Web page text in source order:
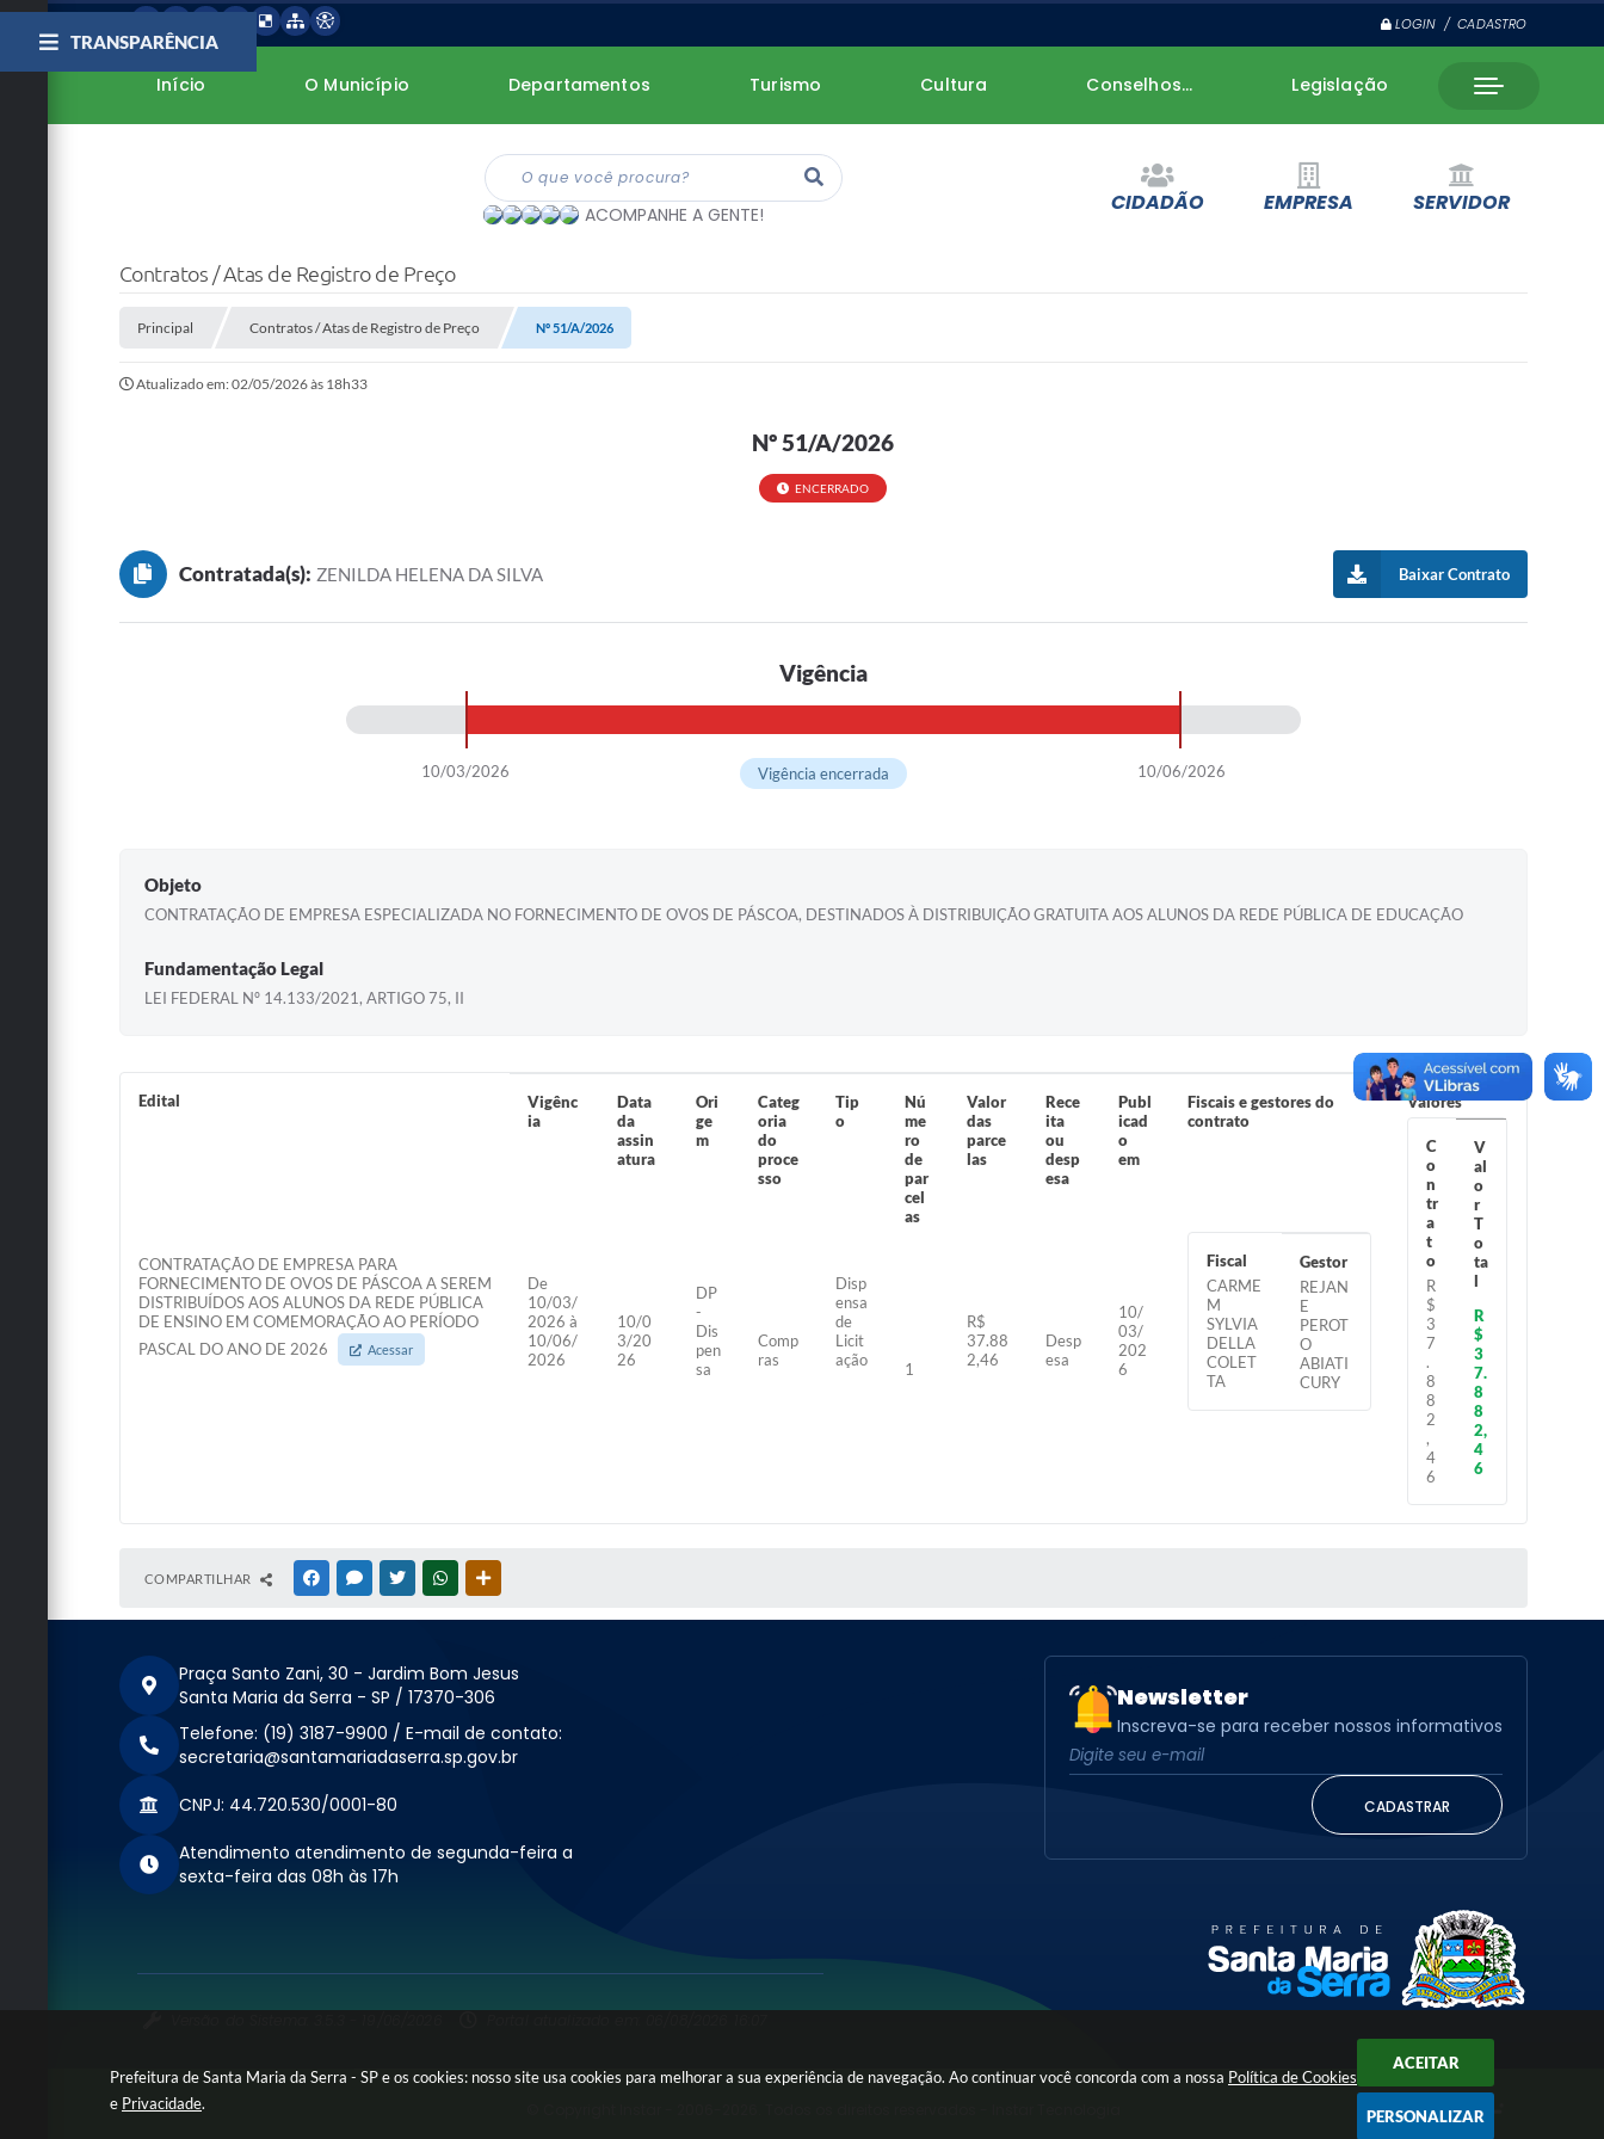
Prefeitura de Santa Maria da Serra - SP e os cookies: nosso site usa cookies para melhorar a sua experiência de navegação. Ao continuar você concorda com a nossa Política de Cookies
e Privacidade.
ACEITAR
PERSONALIZAR
LOGIN / CADASTRO
Início O Município Departamentos Turismo Cultura Conselhos... Legislação
ACOMPANHE A GENTE! CIDADÃO EMPRESA SERVIDOR
TRANSPARÊNCIA
Contratos / Atas de Registro de Preço
Principal Contratos / Atas de Registro de Preço Nº 51/A/2026
Atualizado em: 02/05/2026 às 18h33
Nº 51/A/2026
ENCERRADO
Contratada(s): ZENILDA HELENA DA SILVA Baixar Contrato
Vigência
10/03/2026 10/06/2026
Vigência encerrada
Objeto
CONTRATAÇÃO DE EMPRESA ESPECIALIZADA NO FORNECIMENTO DE OVOS DE PÁSCOA, DESTINADOS À DISTRIBUIÇÃO GRATUITA AOS ALUNOS DA REDE PÚBLICA DE EDUCAÇÃO
Fundamentação Legal
LEI FEDERAL Nº 14.133/2021, ARTIGO 75, II
Edital
CONTRATAÇÃO DE EMPRESA PARA
FORNECIMENTO DE OVOS DE PÁSCOA A SEREM
DISTRIBUÍDOS AOS ALUNOS DA REDE PÚBLICA
DE ENSINO EM COMEMORAÇÃO AO PERÍODO
PASCAL DO ANO DE 2026
Acessar
Vigênc
ia
De
10/03/
2026 à
10/06/
2026
Data
da
assin
atura
10/0
3/20
26
Ori
ge
m
DP
-
Dis
pen
sa
Categ
oria
do
proce
sso
Comp
ras
Tip
o
Disp
ensa
de
Licit
ação
Nú
me
ro
de
par
cel
as
1
Valor
das
parce
las
R$
37.88
2,46
Rece
ita
ou
desp
esa
Desp
esa
Publ
icad
o
em
10/
03/
202
6
Fiscais e gestores do
contrato
Fiscal
CARME
M
SYLVIA
DELLA
COLET
TA
Gestor
REJAN
E
PEROT
O
ABIATI
CURY
Valores
C
o
n
tr
a
t
o
R
$
3
7
.
8
8
2
,
4
6
V
al
o
r
T
o
ta
l
R
$
3
7.
8
8
2,
4
6
COMPARTILHAR FACEBOOKMESSENGER
TWITTERWHATSAPP
Praça Santo Zani, 30 - Jardim Bom Jesus
Santa Maria da Serra - SP / 17370-306
Telefone: (19) 3187-9900 / E-mail de contato:
secretaria@santamariadaserra.sp.gov.br
CNPJ: 44.720.530/0001-80
Atendimento atendimento de segunda-feira a
sexta-feira das 08h às 17h
Newsletter
Inscreva-se para receber nossos informativos
CADASTRAR